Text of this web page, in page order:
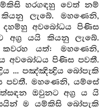
හරගඳහු වෙත් නම්
ලැබේ. මහණෙනි,
අවබෝධය පිණිස
අග්‍ර යයි කියනු ලැබේ.
යත්: මහණෙනි,
අවබෝධය පිණිස පවතී.
... පඤ්ඤින්‍ද්‍රිය බෝපැකි
පවතී. මහණෙනි, යම්සේ
ඔවුනට අග්‍ර ය යි
ම යම්කිසි බෝපැකි